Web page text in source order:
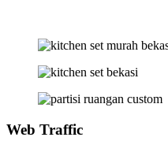
Web Traffic